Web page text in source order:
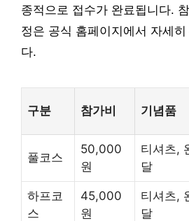
종적으로 접수가 완료됩니다.
정은 공식 홈페이지에서 자세
다.
구분 참가비 기념품
풀코스
50,000
원
티셔츠,
달
하프코
스
45,000
원
티셔츠,
달